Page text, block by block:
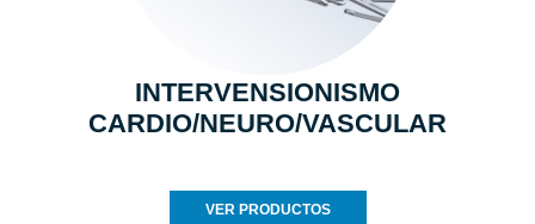
INTERVENSIONISMO
CARDIO/NEURO/VASCULAR
VER PRODUCTOS